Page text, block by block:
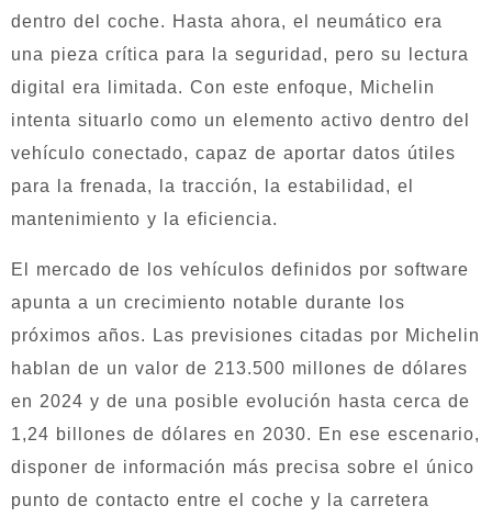
dentro del coche. Hasta ahora, el neumático era
una pieza crítica para la seguridad, pero su lectura
digital era limitada. Con este enfoque, Michelin
intenta situarlo como un elemento activo dentro del
vehículo conectado, capaz de aportar datos útiles
para la frenada, la tracción, la estabilidad, el
mantenimiento y la eficiencia.
El mercado de los vehículos definidos por software
apunta a un crecimiento notable durante los
próximos años. Las previsiones citadas por Michelin
hablan de un valor de 213.500 millones de dólares
en 2024 y de una posible evolución hasta cerca de
1,24 billones de dólares en 2030. En ese escenario,
disponer de información más precisa sobre el único
punto de contacto entre el coche y la carretera